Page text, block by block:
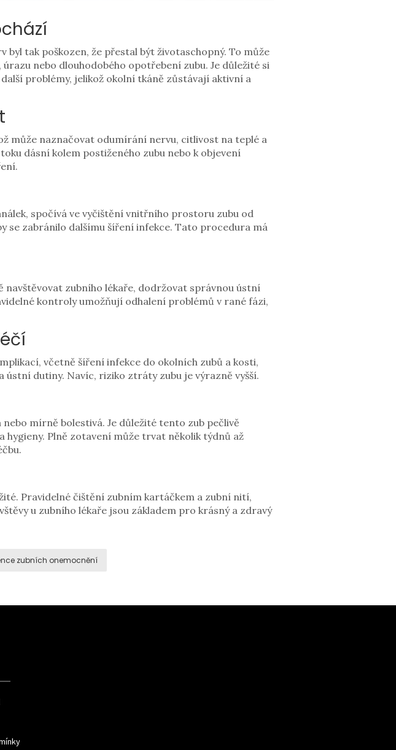
byl tak poškozen, že přestal být životaschopný. To může
nebo dlouhodobého opotřebení zubu. Je důležité si
problémy, jelikož okolní tkáně zůstávají aktivní a
může naznačovat odumírání nervu, citlivost na teplé a
dásní kolem postiženého zubu nebo k objevení
spočívá ve vyčištění vnitřního prostoru zubu od
se zabránilo dalšímu šíření infekce. Tato procedura má
zubního lékaře, dodržovat správnou ústní
kontroly umožňují odhalení problémů v rané fázi,
včetně šíření infekce do okolních zubů a kosti,
ústní dutiny. Navíc, riziko ztráty zubu je výrazně vyšší.
mírně bolestivá. Je důležité tento zub pečlivě
hygieny. Plně zotavení může trvat několik týdnů až
Pravidelné čištění zubním kartáčkem a zubní nití,
u zubního lékaře jsou základem pro krásný a zdravý
zubních onemocnění